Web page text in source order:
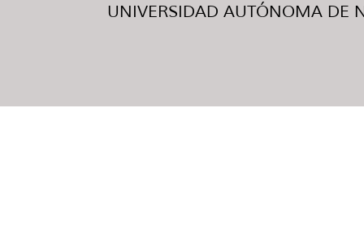
UNIVERSIDAD AUTÓNOMA DE